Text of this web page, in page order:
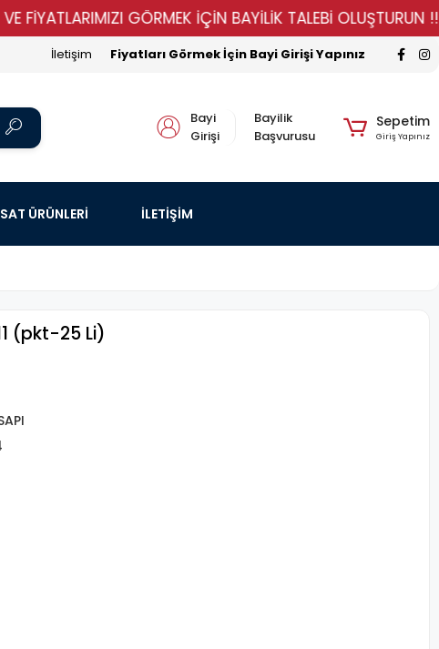
FİYATLARIMIZI GÖRMEK İÇİN BAYİLİK TALEBİ OLUŞTURUN !!!!!
Fiyatları Görmek İçin Bayi Girişi Yapınız
İletişim
Bayi
Girişi
Bayilik
Başvurusu
Sepetim
Giriş Yapınız
ÜRÜNLERİ İLETİŞİM
(pkt-25 Li)